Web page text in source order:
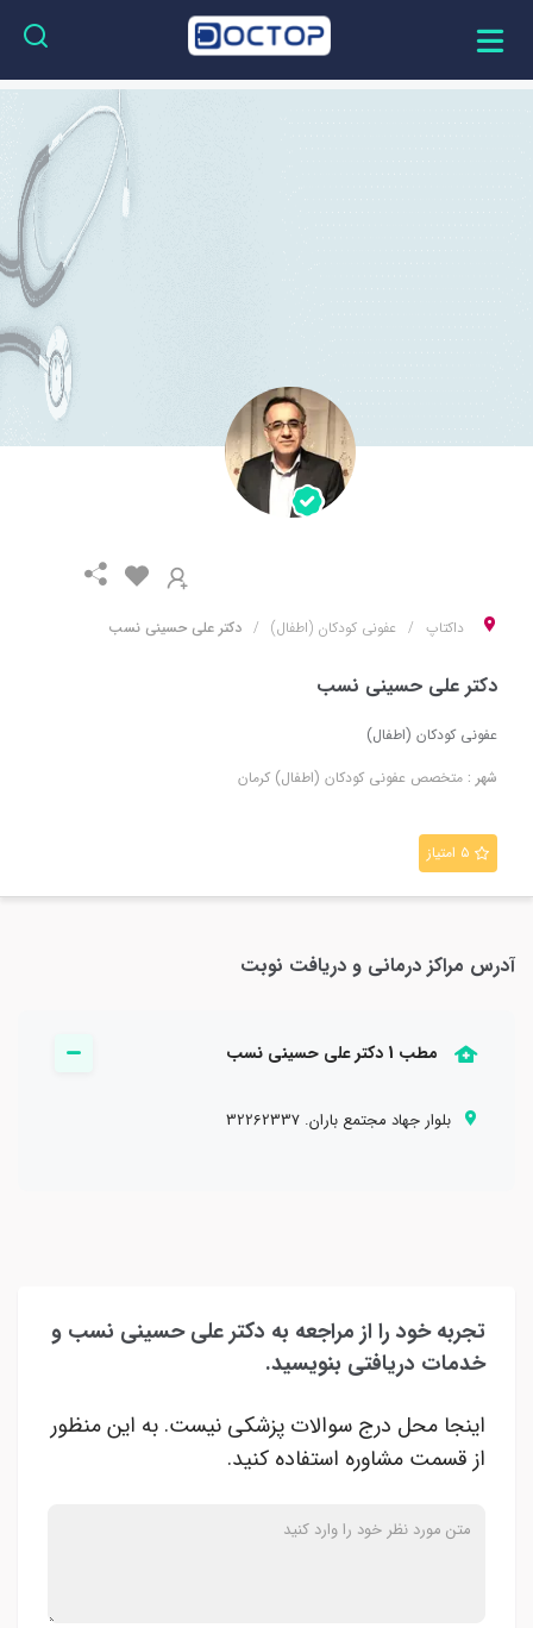
داکتاپ عفونی کودکان (اطفال) دکتر علی حسینی نسب
دکتر علی حسینی نسب
عفونی کودکان (اطفال)
شهر : متخصص عفونی کودکان (اطفال) کرمان
۵ امتیاز
آدرس مراکز درمانی و دریافت نوبت
مطب 1 دکتر علی حسینی نسب
بلوار جهاد مجتمع باران. 32262337
تجربه خود را از مراجعه به دکتر علی حسینی نسب و
خدمات دریافتی بنویسید.
اینجا محل درج سوالات پزشکی نیست. به این منظور
از قسمت مشاوره استفاده کنید.